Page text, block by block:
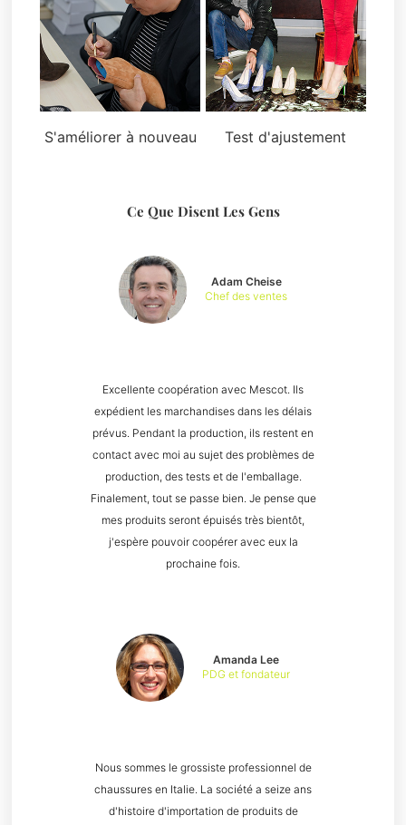
S'améliorer à nouveau Test d'ajustement
Ce Que Disent Les Gens
Nous sommes le grossiste professionnel de
chaussures en Italie. La société a seize ans
d'histoire d'importation de produits de
Amanda Lee
PDG et fondateur
Excellente coopération avec Mescot. Ils
expédient les marchandises dans les délais
prévus. Pendant la production, ils restent en
contact avec moi au sujet des problèmes de
production, des tests et de l'emballage.
Finalement, tout se passe bien. Je pense que
mes produits seront épuisés très bientôt,
j'espère pouvoir coopérer avec eux la
prochaine fois.
Adam Cheise
Chef des ventes